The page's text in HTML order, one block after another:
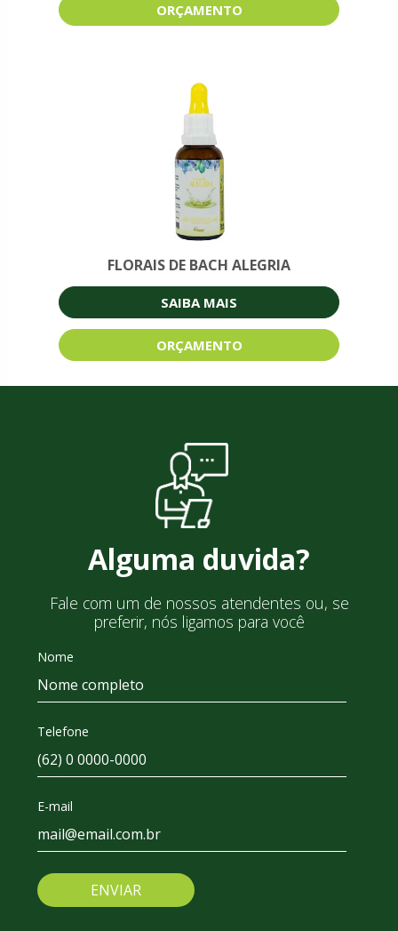
ORÇAMENTO
FLORAIS DE BACH ALEGRIA
SAIBA MAIS
ORÇAMENTO
Alguma duvida?
Fale com um de nossos atendentes ou, se
preferir, nós ligamos para você
Nome
Telefone
E-mail
ENVIAR